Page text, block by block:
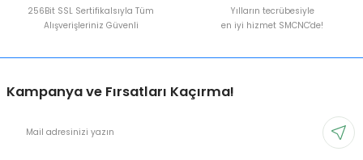
256Bit SSL Sertifikalsıyla Tüm
Alışverişleriniz Güvenli
Yılların tecrübesiyle
en iyi hizmet SMCNC'de!
Kampanya ve Fırsatları Kaçırma!